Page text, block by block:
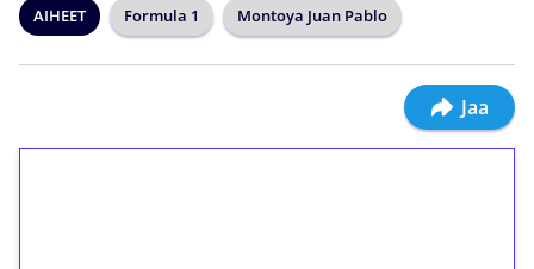
AIHEET Formula 1 Montoya Juan Pablo
Jaa